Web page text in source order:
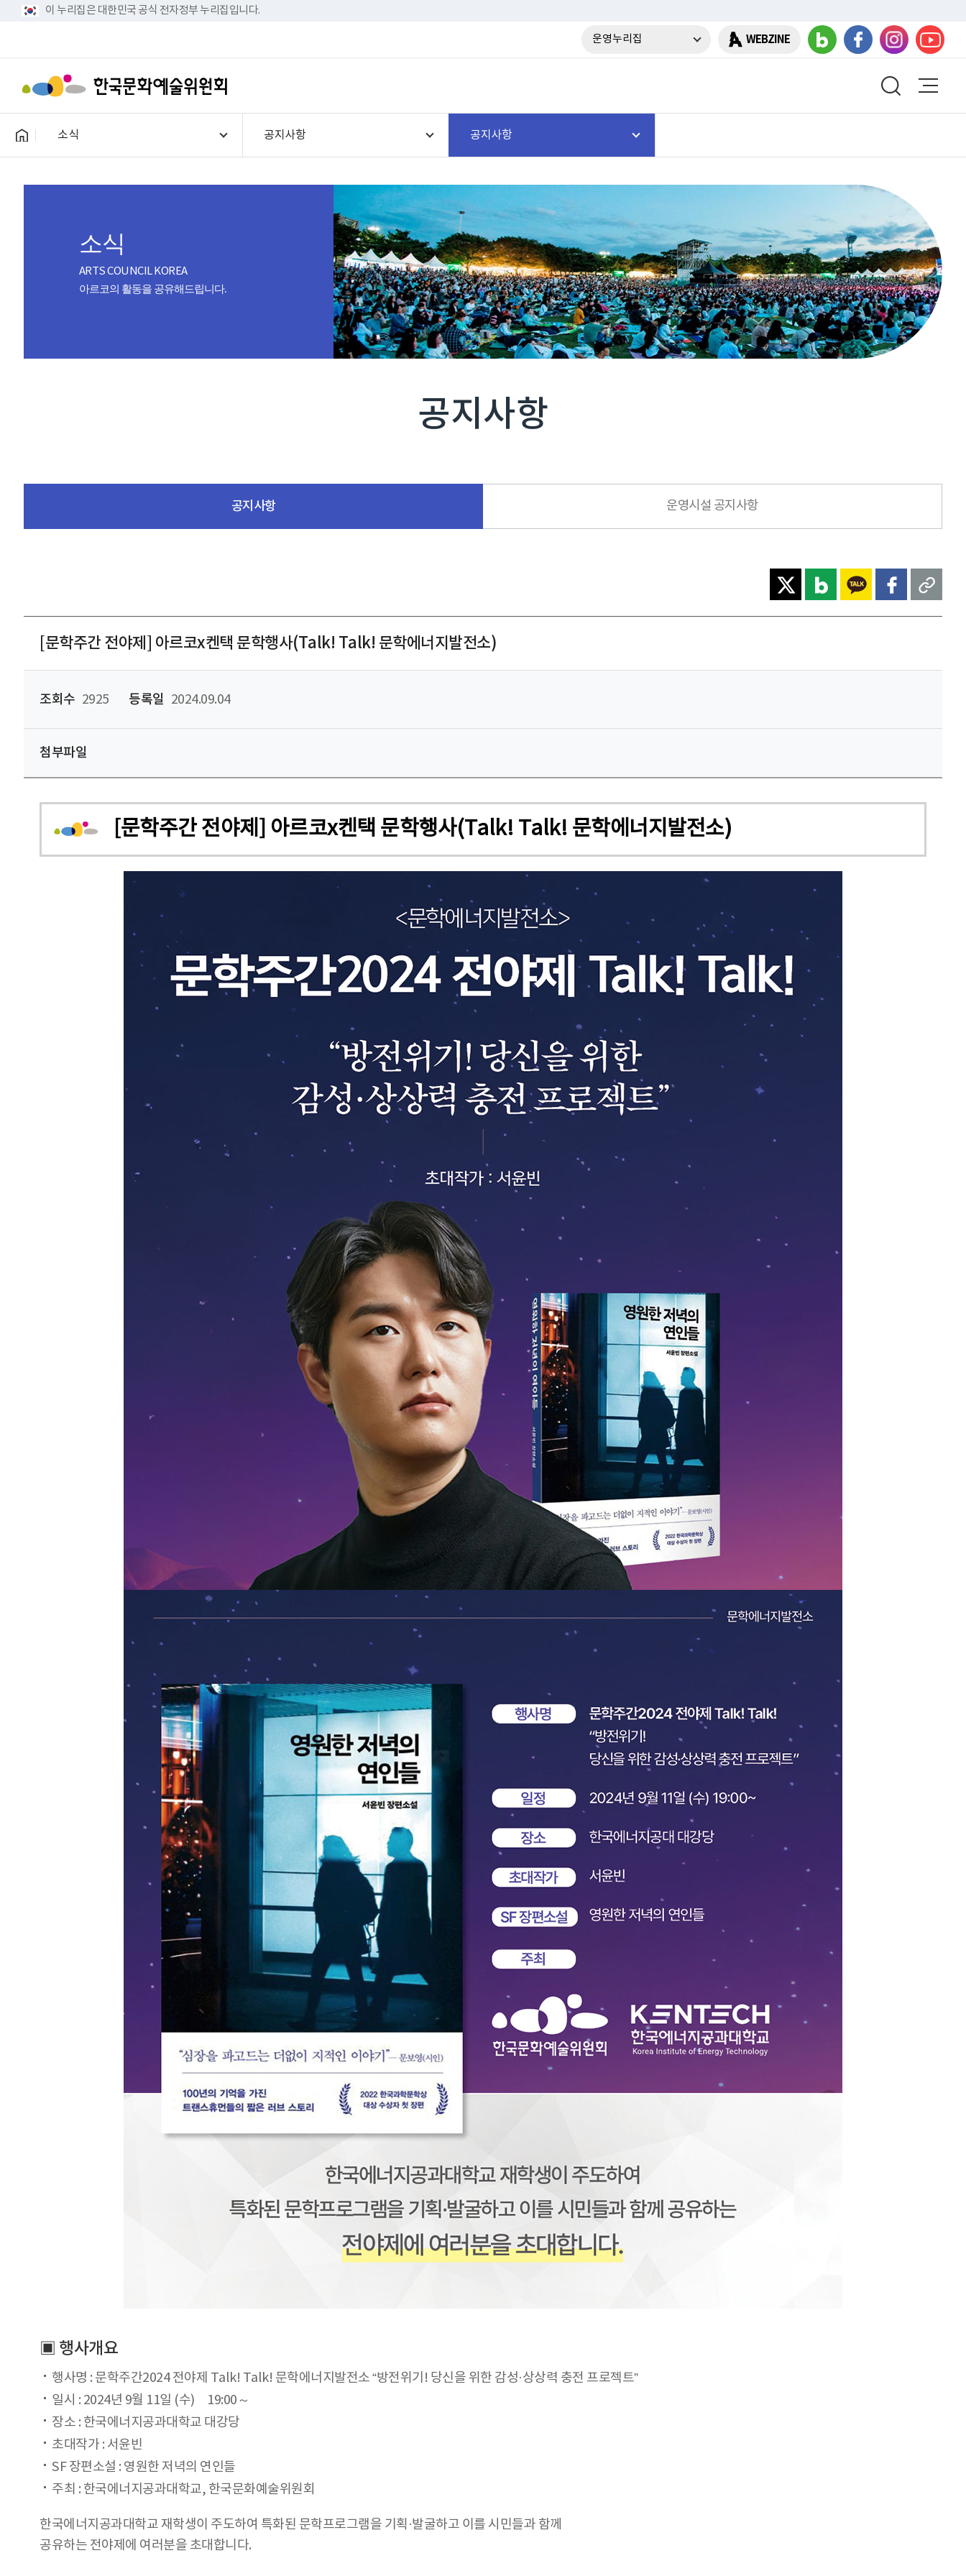
이 누리집은 대한민국 공식 전자정부 누리집입니다.
운영누리집 WEBZINE
소식 공지사항 공지사항
소식
ARTS COUNCIL KOREA
아르코의 활동을 공유해드립니다.
공지사항
공지사항 운영시설 공지사항
[문학주간 전야제] 아르코x켄택 문학행사(Talk! Talk! 문학에너지발전소)
조회수 2925 등록일 2024.09.04
첨부파일
[문학주간 전야제] 아르코x켄택 문학행사(Talk! Talk! 문학에너지발전소)
▣ 행사개요
행사명 : 문학주간2024 전야제 Talk! Talk! 문학에너지발전소 “방전위기! 당신을 위한 감성·상상력 충전 프로젝트”
일시 : 2024년 9월 11일 (수) 19:00～
장소 : 한국에너지공과대학교 대강당
초대작가 : 서윤빈
SF 장편소설 : 영원한 저녁의 연인들
주최 : 한국에너지공과대학교, 한국문화예술위원회
한국에너지공과대학교 재학생이 주도하여 특화된 문학프로그램을 기획·발굴하고 이를 시민들과 함께
공유하는 전야제에 여러분을 초대합니다.